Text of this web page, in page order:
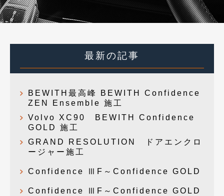
最新の記事
BEWITH最高峰 BEWITH Confidence
ZEN Ensemble 施工
Volvo XC90 BEWITH Confidence
GOLD 施工
GRAND RESOLUTION ドアエンクロ
ージャー施工
Confidence ⅢF～Confidence GOLD
Confidence ⅢF～Confidence GOLD